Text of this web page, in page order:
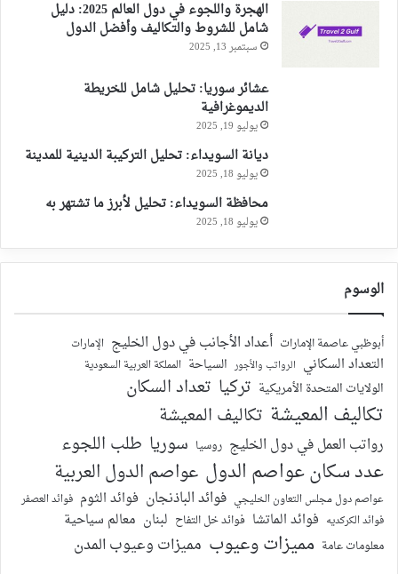
الهجرة واللجوء في دول العالم 2025: دليل
شامل للشروط والتكاليف وأفضل الدول
سبتمبر 13, 2025
عشائر سوريا: تحليل شامل للخريطة
الديموغرافية
يوليو 19, 2025
ديانة السويداء: تحليل التركيبة الدينية للمدينة
يوليو 18, 2025
محافظة السويداء: تحليل لأبرز ما تشتهر به
يوليو 18, 2025
الوسوم
أبوظبي عاصمة الإمارات أعداد الأجانب في دول الخليج الإمارات
التعداد السكاني الرواتب والأجور السياحة المملكة العربية السعودية
الولايات المتحدة الأمريكية تركيا تعداد السكان
تكاليف المعيشة تكاليف المعيشة
رواتب العمل في دول الخليج روسيا سوريا طلب اللجوء
عدد سكان عواصم الدول عواصم الدول العربية
عواصم دول مجلس التعاون الخليجي فوائد الباذنجان فوائد الثوم فوائد العصفر
فوائد الكركديه فوائد الماتشا فوائد خل التفاح لبنان معالم سياحية
معلومات عامة مميزات وعيوب مميزات وعيوب المدن